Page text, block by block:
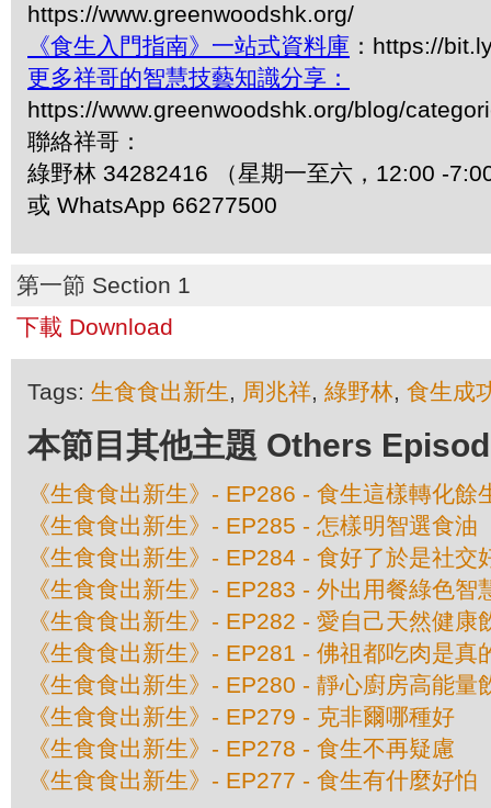
https://www.greenwoodshk.org/
《食生入門指南》一站式資料庫 ：https://
更多祥哥的智慧技藝知識分享：
https://www.greenwoodshk.org/blog/
聯絡祥哥：
綠野林 34282416 （星期一至六，12:00 -
或 WhatsApp 66277500
第一節 Section 1
下載 Download
Tags: 生食食出新生, 周兆祥, 綠野林, 食生成
本節目其他主題 Others
《生食食出新生》- EP286 - 食生這樣轉化餘
《生食食出新生》- EP285 - 怎樣明智選食油
《生食食出新生》- EP284 - 食好了於是社交
《生食食出新生》- EP283 - 外出用餐綠色智
《生食食出新生》- EP282 - 愛自己天然健康
《生食食出新生》- EP281 - 佛祖都吃肉是真
《生食食出新生》- EP280 - 靜心廚房高能量
《生食食出新生》- EP279 - 克非爾哪種好
《生食食出新生》- EP278 - 食生不再疑慮
《生食食出新生》- EP277 - 食生有什麼好怕